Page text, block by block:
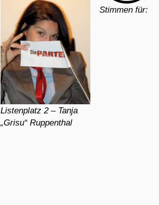
Stimmen für:
Listenplatz 2 – Tanja
„Grisu“ Ruppenthal